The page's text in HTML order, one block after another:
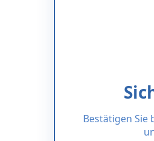
Bestätigen Sie